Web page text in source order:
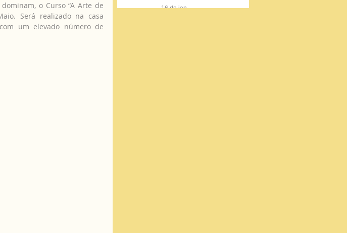
16 de jan.
o Curso “A Arte de
Será realizado na casa
um elevado número de